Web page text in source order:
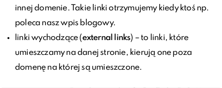
innej domenie. Takie linki otrzymujemy kiedy ktoś np.
poleca nasz wpis blogowy.
linki wychodzące (external links) – to linki, które
umieszczamy na danej stronie, kierują one poza
domenę na której są umieszczone.